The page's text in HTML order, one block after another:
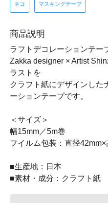
ネコ マスキングテープ
商品説明
ラフトデコレーションテー
Zakka designer × Artist
ラストを
クラフト紙にデザインした
ーションテープです。
＜サイズ＞
幅15mm／5m巻
フイルム包装：直径
■生産地：日本
■素材・成分：クラフト紙